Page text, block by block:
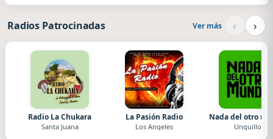
Radios Patrocinadas Ver más ‹ ›
Radio La Chukara
Santa Juana
La Pasión Radio
Los Angeles
Nada del otro
Unquillo